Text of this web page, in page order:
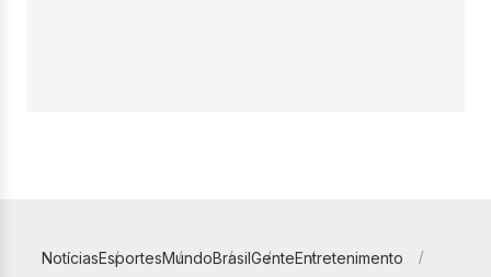
NotíciasEsportesMundoBrasilGenteEntretenimento